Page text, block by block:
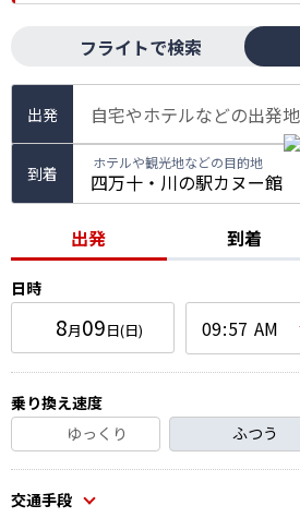
フライトで検索
出発 自宅やホテルなどの出発地
到着
ホテルや観光地などの目的地
出発 到着
日時
8月09日(日)
乗り換え速度
ゆっくり
ふつう
交通手段